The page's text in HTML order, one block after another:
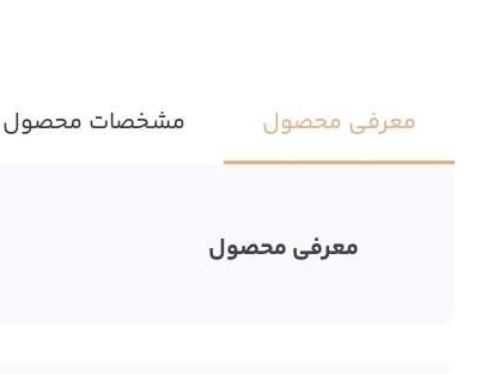
معرفی محصول مشخصات محصول
معرفی محصول